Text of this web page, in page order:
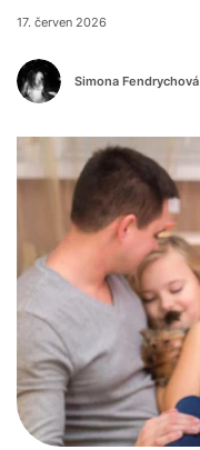
Simona Fendrychová
17. červen 2026